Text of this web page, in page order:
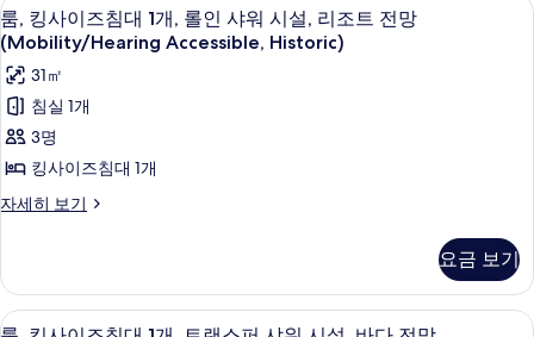
인
지
원
욕
조,
리
조
전
망
대
1
개,
장
애
인
지
원
조,
전
망
룸,
킹
사
이
즈
침
대
롤
인
5
룸, 킹사이즈침대 1개, 롤인 샤워 시설, 리조트 전망
(Mobility/Hearing Accessible, Historic)
31㎡
침실 1개
3명
킹사이즈침대 1개
자세히 보기
룸,
즈
침
대
요금 보기
룸,
저자극성 침구, 오리/거위털 이불, 객실
5